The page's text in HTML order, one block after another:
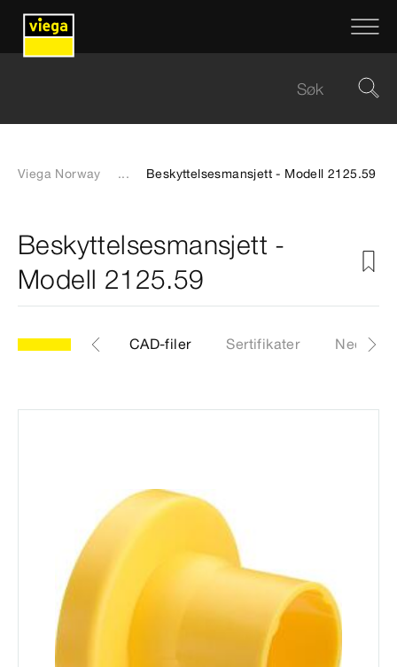
Viega Norway ... Beskyttelsesmansjett - Modell 2125.59
Beskyttelsesmansjett -
Modell 2125.59
Artikkel CAD-filer Sertifikater